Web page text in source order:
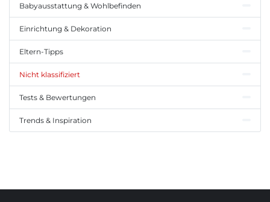
Babyausstattung & Wohlbefinden
Einrichtung & Dekoration
Eltern-Tipps
Nicht klassifiziert
Tests & Bewertungen
Trends & Inspiration